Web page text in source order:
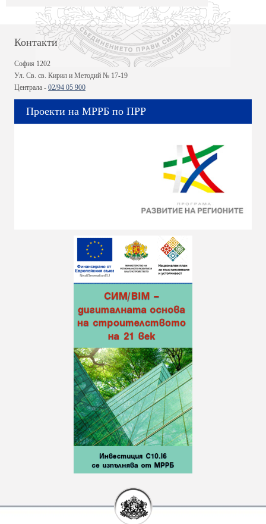
Контакти
София 1202
Ул. Св. св. Кирил и Методий № 17-19
Централа - 02/94 05 900
Проекти на МРРБ по ПРР